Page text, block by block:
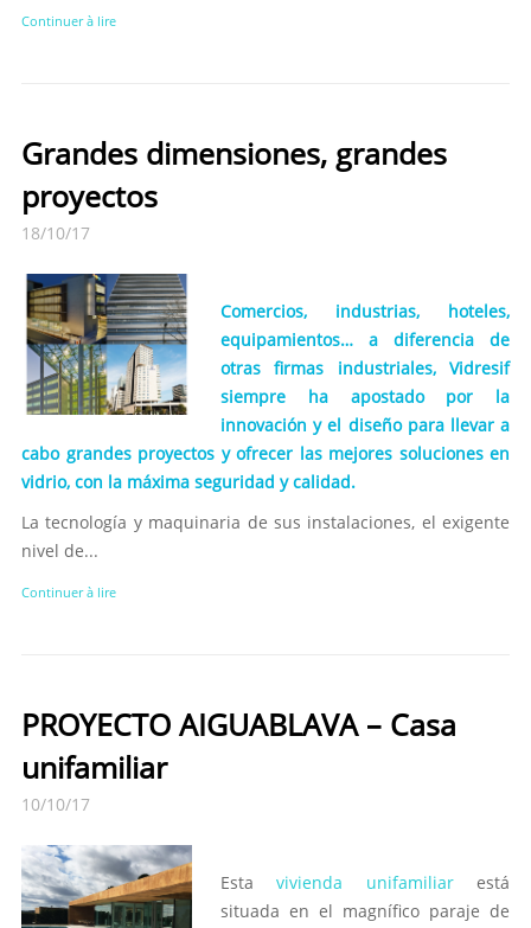
Continuer à lire
Grandes dimensiones, grandes
proyectos
18/10/17
Comercios, industrias, hoteles,
equipamientos… a diferencia de
otras firmas industriales, Vidresif
siempre ha apostado por la
innovación y el diseño para llevar a
cabo grandes proyectos y ofrecer las mejores soluciones en
vidrio, con la máxima seguridad y calidad.
La tecnología y maquinaria de sus instalaciones, el exigente
nivel de...
Continuer à lire
PROYECTO AIGUABLAVA – Casa
unifamiliar
10/10/17
Estavivienda unifamiliarestá
situada en el magnífico paraje de